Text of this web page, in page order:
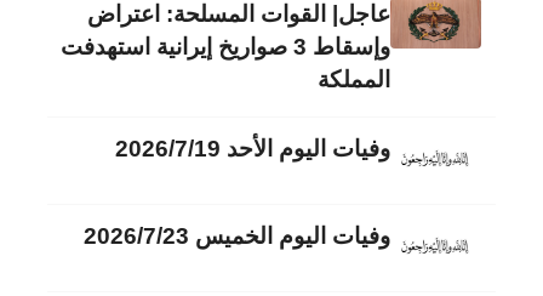
عاجل| القوات المسلحة: اعتراض
وإسقاط 3 صواريخ إيرانية استهدفت
المملكة
وفيات اليوم الأحد 2026/7/19
وفيات اليوم الخميس 2026/7/23